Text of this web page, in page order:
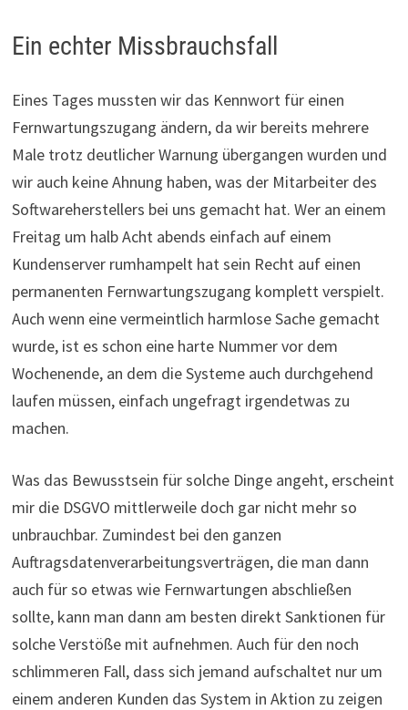
Ein echter Missbrauchsfall
Eines Tages mussten wir das Kennwort für einen
Fernwartungszugang ändern, da wir bereits mehrere
Male trotz deutlicher Warnung übergangen wurden und
wir auch keine Ahnung haben, was der Mitarbeiter des
Softwareherstellers bei uns gemacht hat. Wer an einem
Freitag um halb Acht abends einfach auf einem
Kundenserver rumhampelt hat sein Recht auf einen
permanenten Fernwartungszugang komplett verspielt.
Auch wenn eine vermeintlich harmlose Sache gemacht
wurde, ist es schon eine harte Nummer vor dem
Wochenende, an dem die Systeme auch durchgehend
laufen müssen, einfach ungefragt irgendetwas zu
machen.
Was das Bewusstsein für solche Dinge angeht, erscheint
mir die DSGVO mittlerweile doch gar nicht mehr so
unbrauchbar. Zumindest bei den ganzen
Auftragsdatenverarbeitungsverträgen, die man dann
auch für so etwas wie Fernwartungen abschließen
sollte, kann man dann am besten direkt Sanktionen für
solche Verstöße mit aufnehmen. Auch für den noch
schlimmeren Fall, dass sich jemand aufschaltet nur um
einem anderen Kunden das System in Aktion zu zeigen